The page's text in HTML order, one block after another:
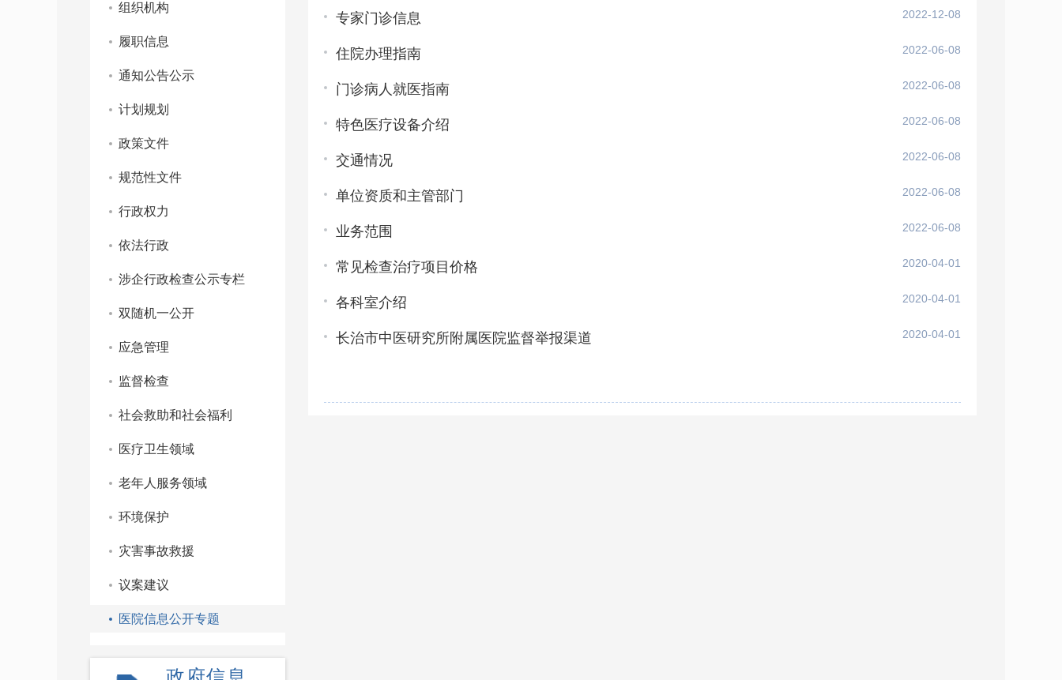
组织机构
履职信息
通知公告公示
计划规划
政策文件
规范性文件
行政权力
依法行政
涉企行政检查公示专栏
双随机一公开
应急管理
监督检查
社会救助和社会福利
医疗卫生领域
老年人服务领域
环境保护
灾害事故救援
议案建议
医院信息公开专题
专家门诊信息 2022-12-08
住院办理指南 2022-06-08
门诊病人就医指南 2022-06-08
特色医疗设备介绍 2022-06-08
交通情况 2022-06-08
单位资质和主管部门 2022-06-08
业务范围 2022-06-08
常见检查治疗项目价格 2020-04-01
各科室介绍 2020-04-01
长治市中医研究所附属医院监督举报渠道 2020-04-01